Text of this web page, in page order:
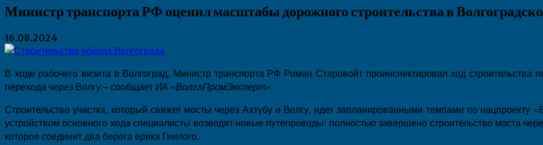
Министр транспорта РФ оценил масштабы дорожного строительства в
16.08.2024
В ходе рабочего визита в Волгоград, Министр транспорта РФ Роман Старовойт проинспектировал ход строительства
перехода через Волгу – сообщаетИА «ВолгаПромЭксперт».
Строительство участка, который свяжет мосты через Ахтубу и Волгу, идет запланированными темпами по
устройством основного хода специалисты возводят новые путепроводы: полностью завершено строительство моста
которое соединит два берега ерика Гнилого.